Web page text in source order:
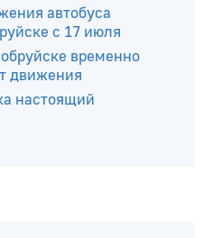
автобуса
с 17 июля
временно
движения
настоящий